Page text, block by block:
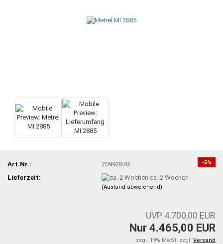
-5%
Art.Nr.:
20992878
Lieferzeit:
ca. 2 Wochen
(Ausland abweichend)
UVP 4.700,00 EUR
Nur 4.465,00 EUR
zzgl. 19% MwSt. zzgl. Versand